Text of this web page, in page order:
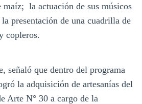
maíz; la actuación de sus músicos
presentación de una cuadrilla de
copleros.
señaló que dentro del programa
la adquisición de artesanías del
Arte N° 30 a cargo de la